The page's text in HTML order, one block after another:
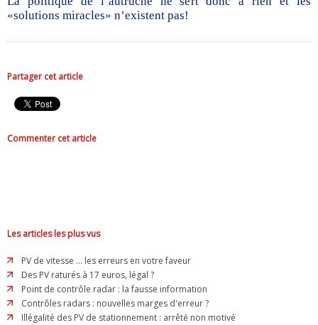
«solutions miracles» n’existent pas!
Partager cet article
Commenter cet article
Les articles les plus vus
PV de vitesse ... les erreurs en votre faveur
Des PV raturés à 17 euros, légal ?
Point de contrôle radar : la fausse information
Contrôles radars : nouvelles marges d'erreur ?
Illégalité des PV de stationnement : arrêté non motivé